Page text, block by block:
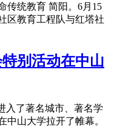
传统教育 简阳。6月15
区教育工程队与红塔社
别活动在中山
入了著名城市、著名学
中山大学拉开了帷幕。